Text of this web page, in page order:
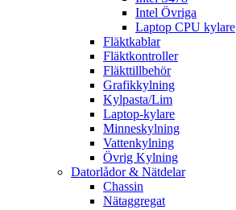
Intel Övriga
Laptop CPU kylare
Fläktkablar
Fläktkontroller
Fläkttillbehör
Grafikkylning
Kylpasta/Lim
Laptop-kylare
Minneskylning
Vattenkylning
Övrig Kylning
Datorlådor & Nätdelar
Chassin
Nätaggregat